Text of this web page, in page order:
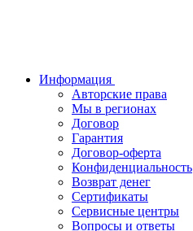
Информация
Авторские права
Мы в регионах
Договор
Гарантия
Договор-оферта
Конфиденциальность
Возврат денег
Сертификаты
Сервисные центры
Вопросы и ответы